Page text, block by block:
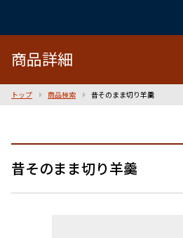
商品詳細
トップ 商品検索 昔そのまま切り羊羹
昔そのまま切り羊羹